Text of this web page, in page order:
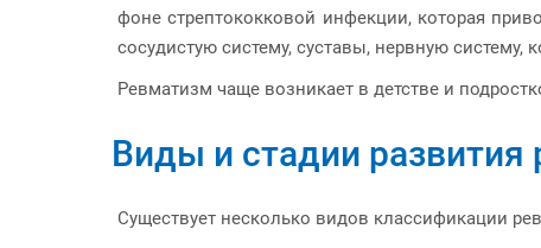
фоне стрептококковой инфекции, которая
сосудистую систему, суставы, нервную систему,
Ревматизм чаще возникает в детстве и
Виды и стадии развития
Существует несколько видов классификации